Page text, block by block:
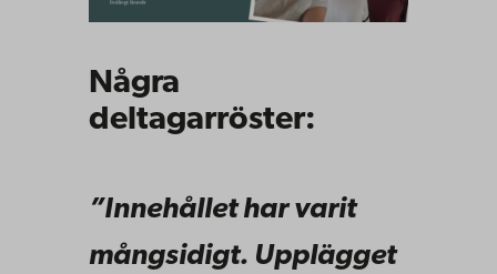
Några
deltagarröster:
”Innehållet har varit
mångsidigt. Upplägget